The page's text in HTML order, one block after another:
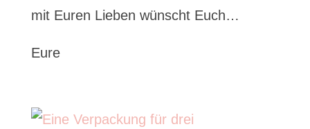
mit Euren Lieben wünscht Euch…
Eure